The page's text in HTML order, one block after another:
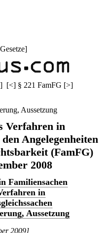
Gesetze]
] [<] § 221 FamFG [>]
Aussetzung
Verfahren in
Angelegenheiten
(FamFG)
2008
Familiensachen
in
Aussetzung
2009]